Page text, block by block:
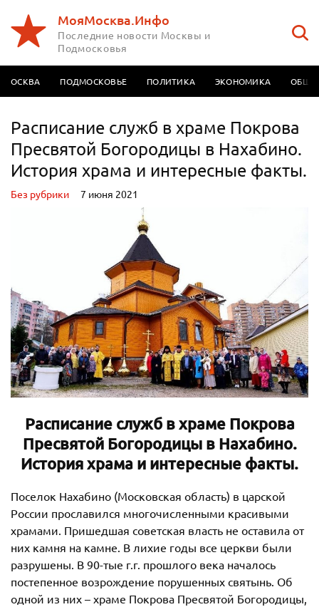
МояМосква.Инфо
Последние новости Москвы и
Подмосковья
МОСКВА ПОДМОСКОВЬЕ ПОЛИТИКА ЭКОНОМИКА
Расписание служб в храме Покрова
Пресвятой Богородицы в Нахабино.
История храма и интересные факты.
Без рубрики 7 июня 2021
Расписание служб в храме Покрова
Пресвятой Богородицы в Нахабино.
История храма и интересные факты.
Поселок Нахабино (Московская область) в царской
России прославился многочисленными красивыми
храмами. Пришедшая советская власть не оставила от
них камня на камне. В лихие годы все церкви были
разрушены. В 90-тые г.г. прошлого века началось
постепенное возрождение порушенных святынь. Об
одной из них – храме Покрова Пресвятой Богородицы,